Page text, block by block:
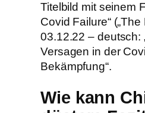
Titelbild mit seinem
Covid Failure“
03.12.22 – deutsch:
Versagen in der
Bekämpfung“.
Wie kann